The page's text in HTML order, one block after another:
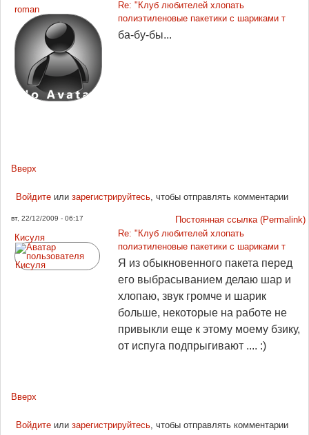
roman
Re: "Клуб любителей хлопать
полиэтиленовые пакетики с шариками т
ба-бу-бы...
Вверх
Войдитеили зарегистрируйтесь, чтобы отправлять комментарии
вт, 22/12/2009 - 06:17
Постоянная ссылка (Permalink)
Кисуля
Re: "Клуб любителей хлопать
полиэтиленовые пакетики с шариками т
Я из обыкновенного пакета перед
его выбрасыванием делаю шар и
хлопаю, звук громче и шарик
больше, некоторые на работе не
привыкли еще к этому моему бзику,
от испуга подпрыгивают .... :)
Вверх
Войдитеили зарегистрируйтесь, чтобы отправлять комментарии